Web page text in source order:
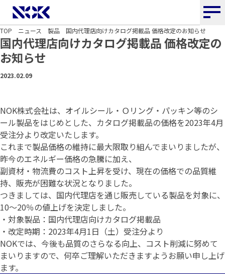
NOK株式会社
TOP ニュース 製品 国内代理店向けカタログ掲載品 価格改定のお知らせ
国内代理店向けカタログ掲載品 価格改定の
お知らせ
2023.02.09
NOK株式会社は、オイルシール・Ｏリング・パッキン等のシ
ール製品をはじめとした、カタログ掲載品の価格を2023年4月
受注分より改定いたします。
これまで製品価格の維持に最大限取り組んでまいりましたが、
昨今のエネルギー価格の急騰に加え、
副資材・物流費のコスト上昇を受け、現在の価格での品質維
持、販売が困難な状況となりました。
つきましては、国内代理店を通じ販売している製品を対象に、
10～20％の値上げを決定しました。
・対象製品：国内代理店向けカタログ掲載品
・改定時期：2023年4月1日（土）受注分より
NOKでは、今後も品質のさらなる向上、コスト削減に努めて
まいりますので、何卒ご理解いただきますようお願い申し上げ
ます。